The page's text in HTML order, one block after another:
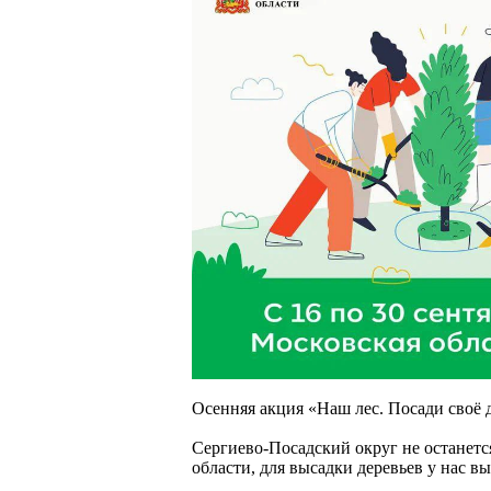
Осенняя акция «Наш лес. Посади своё
Сергиево-Посадский округ не
области, для высадки деревьев у нас